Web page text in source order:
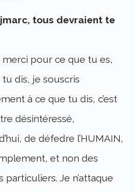
tous devraient te
merci pour ce que tu es,
dis, je souscris
à ce que tu dis, c’est
désintéressé,
de défedre l’HUMAIN,
et non des
particuliers. Je n’attaque